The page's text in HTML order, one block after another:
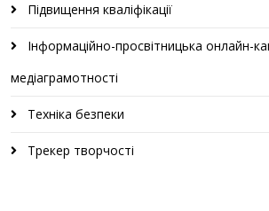
Підвищення кваліфікації
Інформаційно-просвітницька онлайн-
медіаграмотності
Техніка безпеки
Трекер творчості